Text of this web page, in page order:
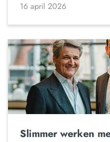
16 april 2026
Slimmer werken